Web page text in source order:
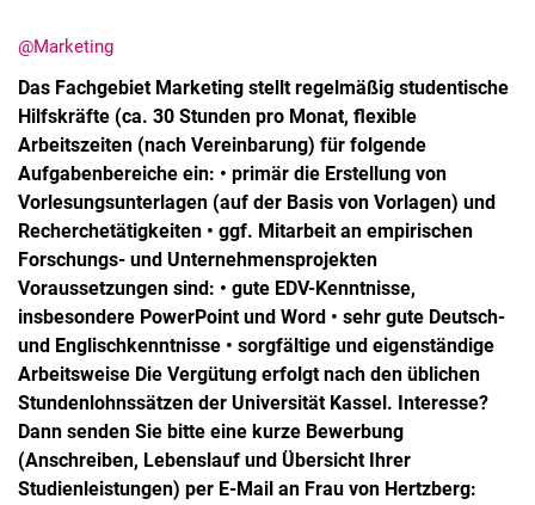
@Marketing
Das Fachgebiet Marketing stellt regelmäßig studentische
Hilfskräfte (ca. 30 Stunden pro Monat, flexible
Arbeitszeiten (nach Vereinbarung) für folgende
Aufgabenbereiche ein: • primär die Erstellung von
Vorlesungsunterlagen (auf der Basis von Vorlagen) und
Recherchetätigkeiten • ggf. Mitarbeit an empirischen
Forschungs- und Unternehmensprojekten
Voraussetzungen sind: • gute EDV-Kenntnisse,
insbesondere PowerPoint und Word • sehr gute Deutsch-
und Englischkenntnisse • sorgfältige und eigenständige
Arbeitsweise Die Vergütung erfolgt nach den üblichen
Stundenlohnssätzen der Universität Kassel. Interesse?
Dann senden Sie bitte eine kurze Bewerbung
(Anschreiben, Lebenslauf und Übersicht Ihrer
Studienleistungen) per E-Mail an Frau von Hertzberg: